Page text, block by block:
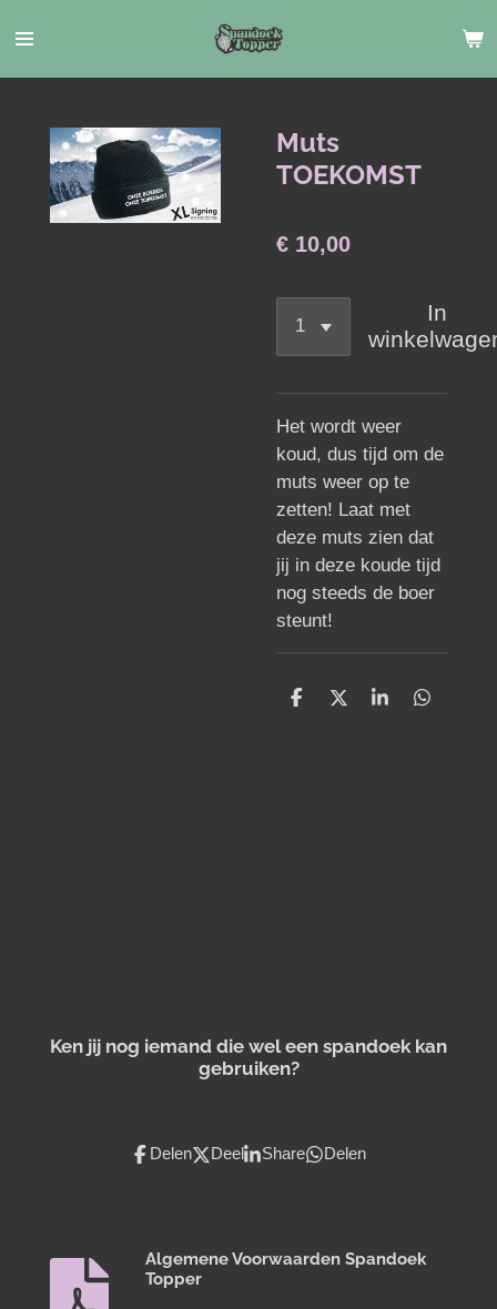
direct
naar
hoofdinhoud
Muts
TOEKOMST
€ 10,00
In
Het wordt weer
koud, dus tijd om de
muts weer op te
zetten! Laat met
deze muts zien dat
jij in deze koude tijd
nog steeds de boer
steunt!
D
D
S
D
Ken jij nog iemand die wel een spandoek kan
gebruiken?
Delen Deel Share Delen
Algemene Voorwaarden Spandoek
Topper